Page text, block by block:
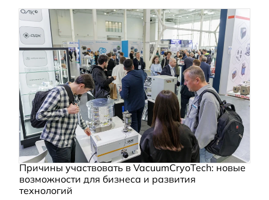
Причины участвовать в VacuumCryoTech: новые
возможности для бизнеса и развития
технологий